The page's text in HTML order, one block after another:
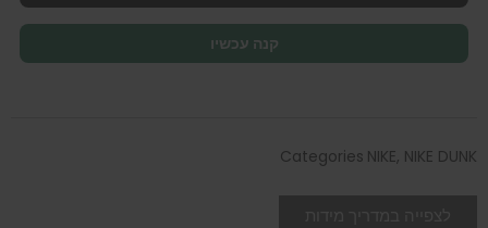
קנה עכשיו
Categories NIKE, NIKE DUNK